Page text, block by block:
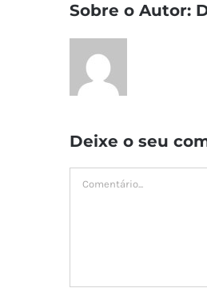
Sobre o Autor:
Deixe o seu
Comment